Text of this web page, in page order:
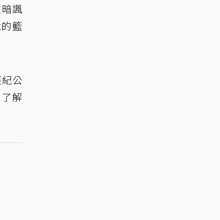
諷
籃
公
解